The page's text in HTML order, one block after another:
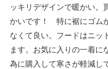
ッキリデザインで暖かい。
かいです！ 特に裾にゴム
なくて良い。フードはニッ
ます。お気に入りの一着に
為に購入して寒さが軽減し